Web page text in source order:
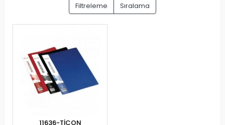
Filtreleme Sıralama
11636-TİCON